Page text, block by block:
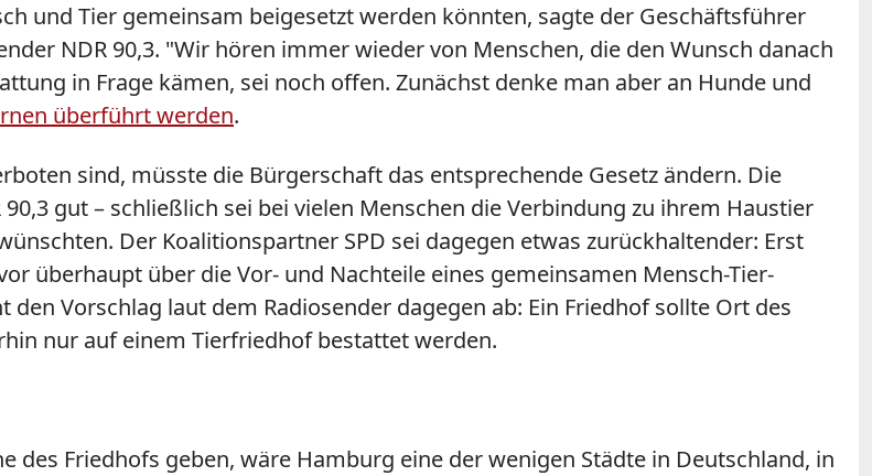
und Tier gemeinsam beigesetzt werden könnten, sagte der Geschäftsführer
NDR 90,3. "Wir hören immer wieder von Menschen, die den Wunsch danach
in Frage kämen, sei noch offen. Zunächst denke man aber an Hunde und
überführt werden.
sind, müsste die Bürgerschaft das entsprechende Gesetz ändern. Die
gut – schließlich sei bei vielen Menschen die Verbindung zu ihrem Haustier
Der Koalitionspartner SPD sei dagegen etwas zurückhaltender: Erst
überhaupt über die Vor- und Nachteile eines gemeinsamen Mensch-Tier-
Vorschlag laut dem Radiosender dagegen ab: Ein Friedhof sollte Ort des
nur auf einem Tierfriedhof bestattet werden.
des Friedhofs geben, wäre Hamburg eine der wenigen Städte in Deutschland, in